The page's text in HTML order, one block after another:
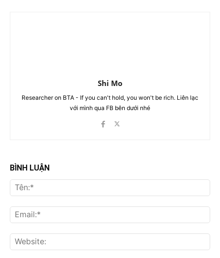
Shi Mo
Researcher on BTA - If you can't hold, you won't be rich. Liên lạc
với mình qua FB bên dưới nhé
BÌNH LUẬN